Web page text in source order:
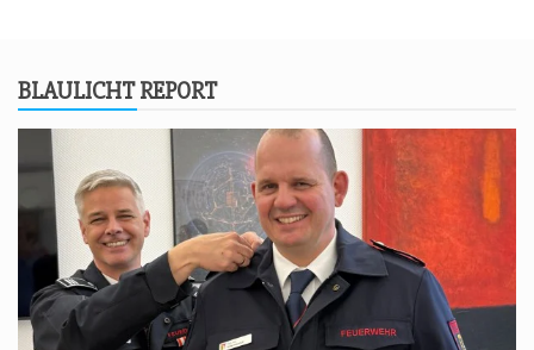
BLAU­LICHT REPORT